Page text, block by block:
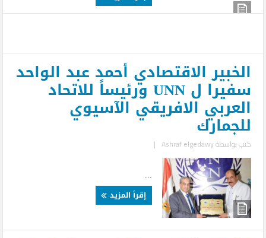
الخبير الاقتصادي أحمد عبد الواحد
سفيرا ل UNN ورئيساً للاتحاد
العربي الافريقي الآسيوي
للجمارك
كتب بواسطةAshraf elgedawy
|
إقرأ المزيد